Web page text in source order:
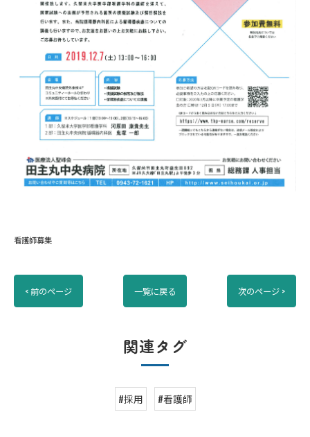
看護師募集
< 前のページ 一覧に戻る 次のページ >
関連タグ
#採用 #看護師